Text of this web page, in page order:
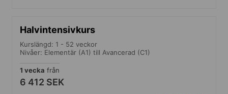
Halvintensivkurs
Kurslängd: 1 - 52 veckor
Nivåer: Elementär (A1) till Avancerad (C1)
1 vecka från
6 412 SEK